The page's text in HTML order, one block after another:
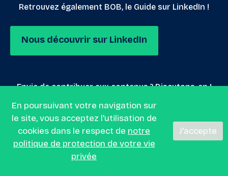
Retrouvez également BOB, le Guide sur LinkedIn !
Nous découvrir sur LinkedIn
Envie de contribuer aux contenus ? Discutons-en !
Nous envoyer un mail
En poursuivant votre navigation sur
le site, vous acceptez l'utilisation de
cookies dans le respect de notre
politique de protection de votre vie
privée
J'accepte